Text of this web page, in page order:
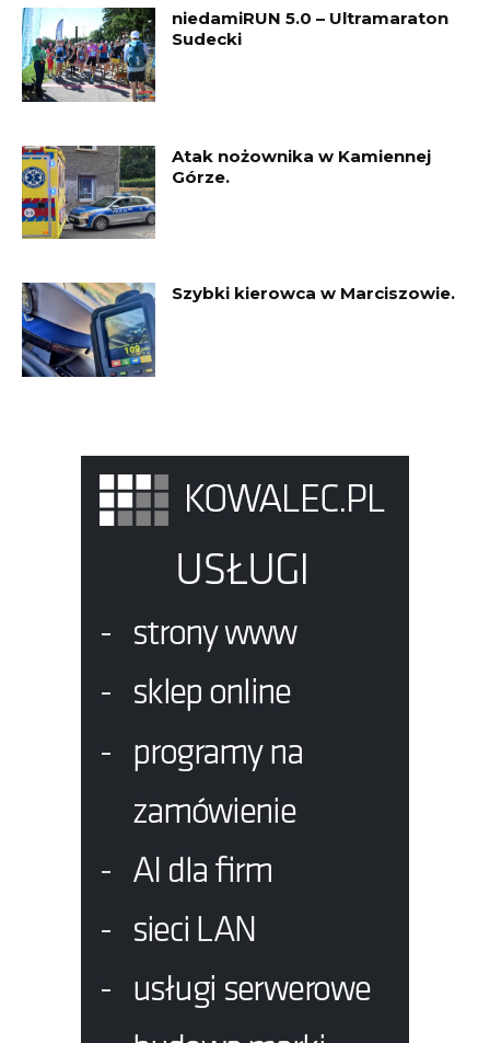
niedamiRUN 5.0 – Ultramaraton
Sudecki
Atak nożownika w Kamiennej
Górze.
Szybki kierowca w Marciszowie.